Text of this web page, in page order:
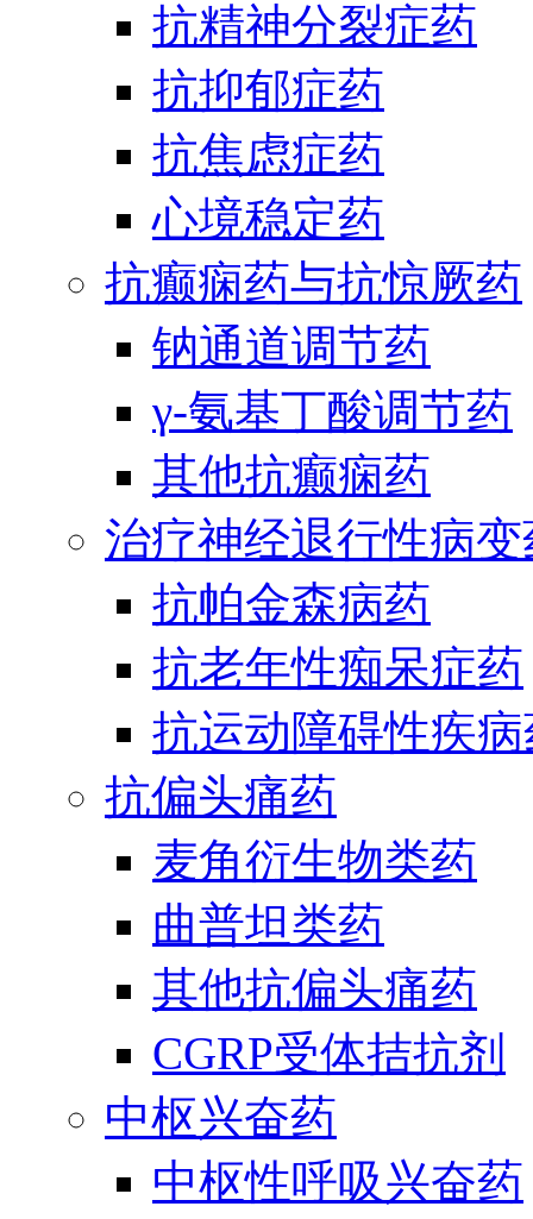
抗精神分裂症药
抗抑郁症药
抗焦虑症药
心境稳定药
抗癫痫药与抗惊厥药
钠通道调节药
γ-氨基丁酸调节药
其他抗癫痫药
治疗神经退行性病
抗帕金森病药
抗老年性痴呆症药
抗运动障碍性疾
抗偏头痛药
麦角衍生物类药
曲普坦类药
其他抗偏头痛药
CGRP受体拮抗剂
中枢兴奋药
中枢性呼吸兴奋药